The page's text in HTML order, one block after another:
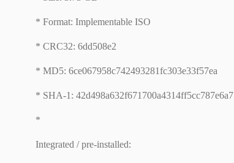
* Format: Implementable ISO
* CRC32: 6dd508e2
* MD5: 6ce067958c742493281fc303e33f57ea
* SHA-1:
*
Integrated / pre-installed: